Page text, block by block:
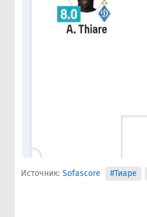
Источник: Sofascore #Тиаре